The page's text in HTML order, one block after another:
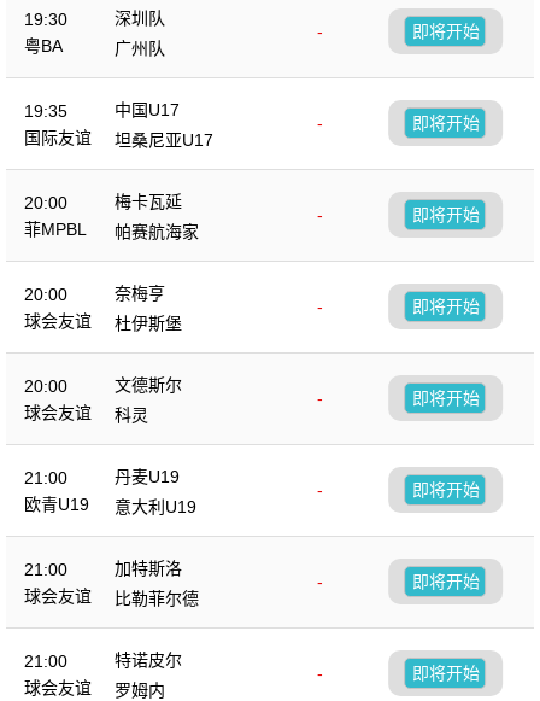
19:30
粤BA
深圳队
-
广州队
即将开始
19:35
国际友谊
中国U17
-
坦桑尼亚U17
即将开始
20:00
菲MPBL
梅卡瓦延
-
帕赛航海家
即将开始
20:00
球会友谊
奈梅亨
-
杜伊斯堡
即将开始
20:00
球会友谊
文德斯尔
-
科灵
即将开始
21:00
欧青U19
丹麦U19
-
意大利U19
即将开始
21:00
球会友谊
加特斯洛
-
比勒菲尔德
即将开始
21:00
球会友谊
特诺皮尔
-
罗姆内
即将开始